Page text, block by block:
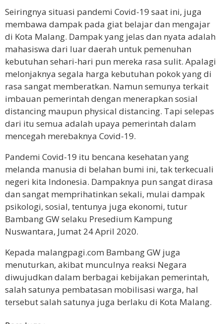
Seiringnya situasi pandemi Covid-19 saat ini, juga
membawa dampak pada giat belajar dan mengajar
di Kota Malang. Dampak yang jelas dan nyata adalah
mahasiswa dari luar daerah untuk pemenuhan
kebutuhan sehari-hari pun mereka rasa sulit. Apalagi
melonjaknya segala harga kebutuhan pokok yang di
rasa sangat memberatkan. Namun semunya terkait
imbauan pemerintah dengan menerapkan sosial
distancing maupun physical distancing. Tapi selepas
dari itu semua adalah upaya pemerintah dalam
mencegah merebaknya Covid-19.
Pandemi Covid-19 itu bencana kesehatan yang
melanda manusia di belahan bumi ini, tak terkecuali
negeri kita Indonesia. Dampaknya pun sangat dirasa
dan sangat memprihatinkan sekali, mulai dampak
psikologi, sosial, tentunya juga ekonomi, tutur
Bambang GW selaku Presedium Kampung
Nuswantara, Jumat 24 April 2020.
Kepada malangpagi.com Bambang GW juga
menuturkan, akibat munculnya reaksi Negara
diwujudkan dalam berbagai kebijakan pemerintah,
salah satunya pembatasan mobilisasi warga, hal
tersebut salah satunya juga berlaku di Kota Malang.